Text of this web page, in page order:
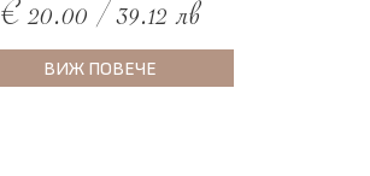
€ 20.00 / 39.12 лв
ВИЖ ПОВЕЧЕ